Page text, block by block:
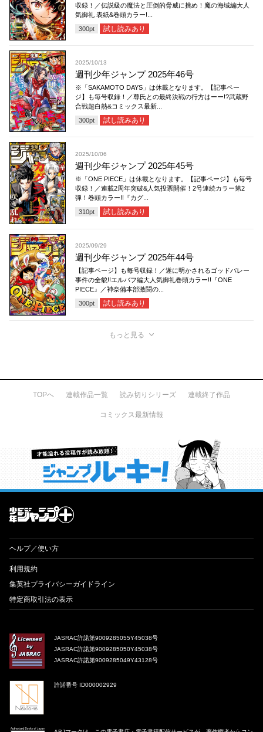
収録！／伝説級の魔法と圧倒的脅威に挑め！魔の海域編大人
気御礼 表紙&巻頭カラー!...
300pt 試し読みあり
2025/10/13
週刊少年ジャンプ 2025年46号
※「SAKAMOTO DAYS」は休載となります。【記事ペー
ジ】も毎号収録！／尊氏との最終決戦の行方はーー!?武蔵野
合戦超白熱&コミックス最新...
300pt 試し読みあり
2025/10/06
週刊少年ジャンプ 2025年45号
※「ONE PIECE」は休載となります。【記事ページ】も毎号
収録！／連載2周年突破&人気投票開催！2号連続カラー第2
弾！巻頭カラー!!『カグ...
310pt 試し読みあり
2025/09/29
週刊少年ジャンプ 2025年44号
【記事ページ】も毎号収録！／遂に明かされるゴッドバレー
事件の全貌!!エルバフ編大人気御礼巻頭カラー!!『ONE
PIECE』／神奈備本部激闘の...
300pt 試し読みあり
もっと見る
TOPへ 連載作品一覧 読み切りシリーズ 連載終了作品
コミックス最新情報
才能溢れる投稿作が読み放題！ ジャンプルーキー！
ヘルプ／使い方
利用規約
集英社プライバシーガイドライン
特定商取引法の表示
JASRAC許諾第9009285055Y45038号
JASRAC許諾第9009285050Y45038号
JASRAC許諾第9009285049Y43128号
許諾番号 ID000002929